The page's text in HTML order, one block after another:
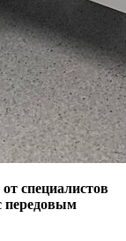
специалистов
передовым